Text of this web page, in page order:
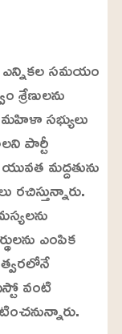
ఎన్నికల సమయం
సభ్యులు
పార్టీ
మద్దతును
రచిస్తున్నారు.
ఎంపిక
వంటి